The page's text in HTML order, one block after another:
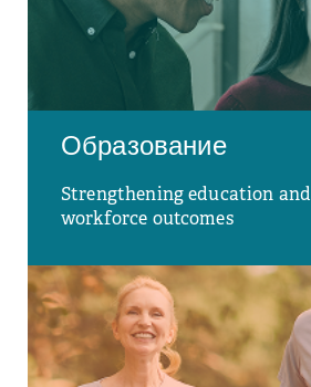
Образование
Strengthening education and
workforce outcomes